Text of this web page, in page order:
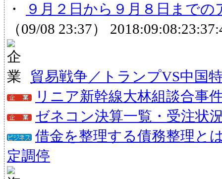
・
９月２日から９月８日まで
（09/08 23:37）
貿易戦争／トランプVS中国
リニア新幹線大林組談合事
ゼネコン決算一覧・受注状
借金を整理する債務整理と
定調停